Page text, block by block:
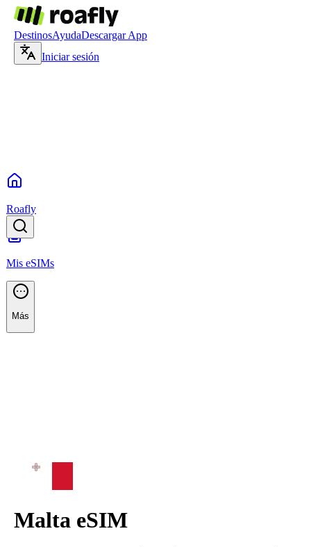
DestinosAyudaDescargar App
Iniciar sesión
Roafly
Mis eSIMs
Más
Malta eSIM